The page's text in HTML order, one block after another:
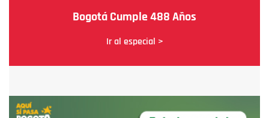
Bogotá Cumple 488 Años
Ir al especial >